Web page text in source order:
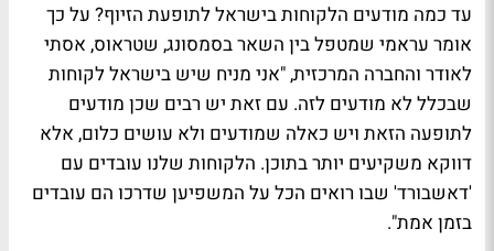
עד כמה מודעים הלקוחות בישראל לתופעת הזיוף? על כך
אומר עראמי שמטפל בין השאר בסמסונג, שטראוס, אסתי
לאודר והחברה המרכזית, "אני מניח שיש בישראל לקוחות
שבכלל לא מודעים לזה. עם זאת יש רבים שכן מודעים
לתופעה הזאת ויש כאלה שמודעים ולא עושים כלום, אלא
דווקא משקיעים יותר בתוכן. הלקוחות שלנו עובדים עם
'דאשבורד' שבו רואים הכל על המשפיען שדרכו הם עובדים
בזמן אמת".